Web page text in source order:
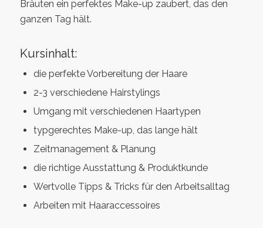
Bräuten ein perfektes Make-up zaubert, das den
ganzen Tag hält.
Kursinhalt:
die perfekte Vorbereitung der Haare
2-3 verschiedene Hairstylings
Umgang mit verschiedenen Haartypen
typgerechtes Make-up, das lange hält
Zeitmanagement & Planung
die richtige Ausstattung & Produktkunde
Wertvolle Tipps & Tricks für den Arbeitsalltag
Arbeiten mit Haaraccessoires